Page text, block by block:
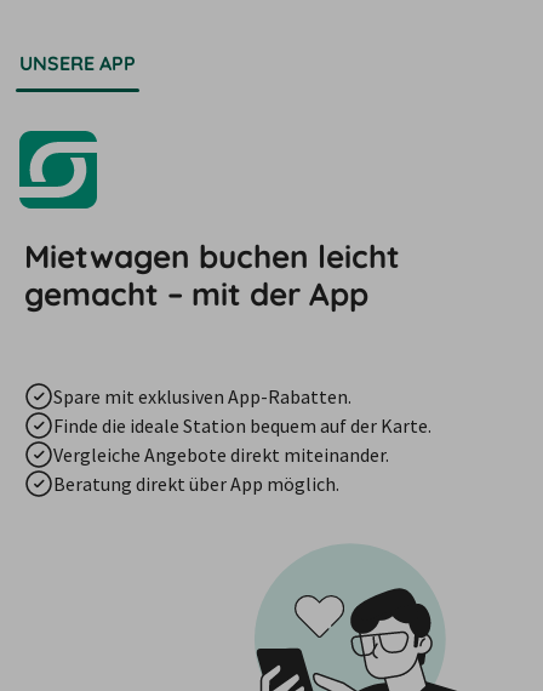
UNSERE APP
Mietwagen buchen leicht
gemacht – mit der App
Spare mit exklusiven App-Rabatten.
Finde die ideale Station bequem auf der Karte.
Vergleiche Angebote direkt miteinander.
Beratung direkt über App möglich.